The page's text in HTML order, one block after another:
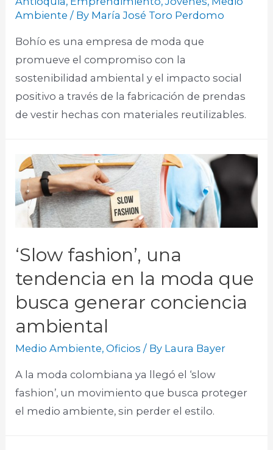
Ambiente / By María José Toro Perdomo
Bohío es una empresa de moda que
promueve el compromiso con la
sostenibilidad ambiental y el impacto social
positivo a través de la fabricación de prendas
de vestir hechas con materiales reutilizables.​
‘Slow fashion’, una
tendencia en la moda que
busca generar conciencia
ambiental
Medio Ambiente,Oficios / By Laura Bayer
A la moda colombiana ya llegó el ‘slow
fashion’, un movimiento que busca proteger
el medio ambiente, sin perder el estilo.​